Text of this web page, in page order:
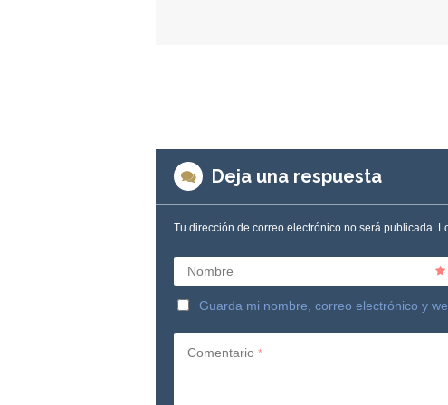
Deja una respuesta
Tu dirección de correo electrónico no será publicada.
Nombre
Guarda mi nombre, correo electrónico y
Comentario *